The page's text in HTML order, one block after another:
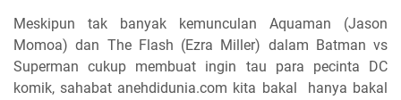
Meskipun tak banyak kemunculan Aquaman (Jason
Momoa) dan The Flash (Ezra Miller) dalam Batman vs
Superman cukup membuat ingin tau para pecinta DC
komik, sahabat anehdidunia.com kita bakal hanya bakal